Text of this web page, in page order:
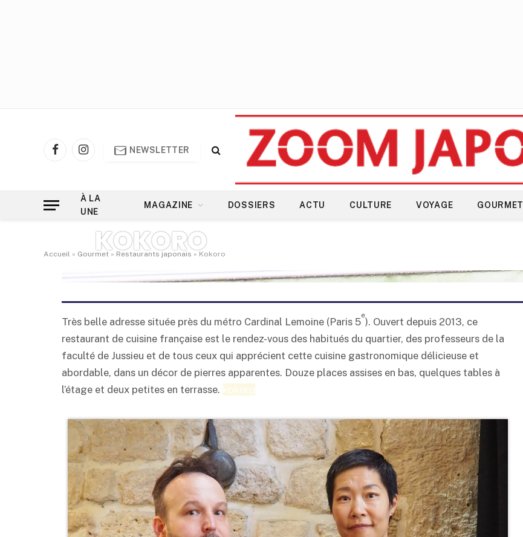
FacebookInstagram
NEWSLETTER
À LA
UNE
MAGAZINE DOSSIERS ACTU CULTURE VOYAGE GOURMET
Accueil » Gourmet » Restaurants japonais » Kokoro
KOKORO
Très belle adresse située près du métro Cardinal Lemoine (Paris 5
e
). Ouvert depuis 2013, ce
restaurant de cuisine française est le rendez-vous des habitués du quartier, des professeurs de la
faculté de Jussieu et de tous ceux qui apprécient cette cuisine gastronomique délicieuse et
abordable, dans un décor de pierres apparentes. Douze places assises en bas, quelques tables à
l’étage et deux petites en terrasse. kokoro